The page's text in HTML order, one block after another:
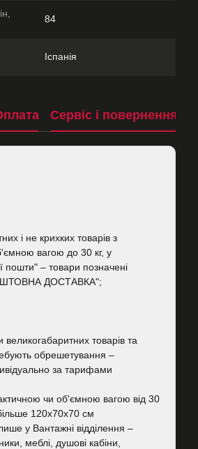
84
Іспанія
Сервіс і повернення
і не крихких товарів з
вагою до 30 кг, у
пошти" – товари позначені
ДОСТАВКА";
великогабаритних товарів та
обрешетування –
за тарифами
чи об'ємною вагою від 30
120х70х70 см
у Вантажні відділення –
меблі, душові кабіни,